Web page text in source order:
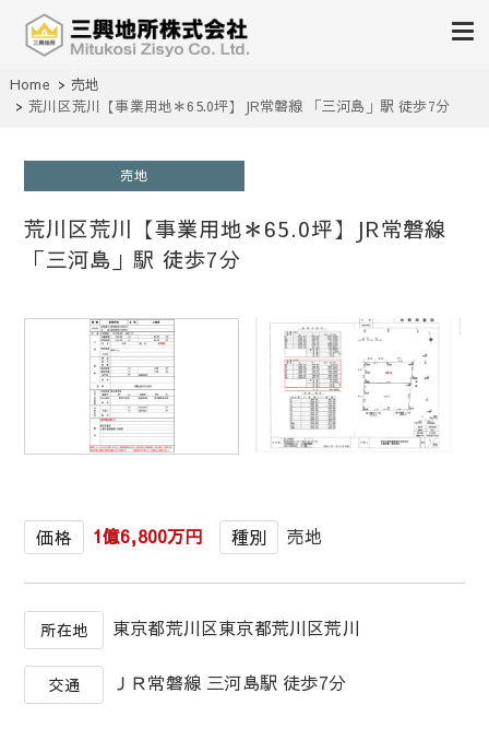
三興地所株式会社
Home
売地
荒川区荒川【事業用地＊65.0坪】JR常磐線 「三河島」駅 徒歩7分
売地
荒川区荒川【事業用地＊65.0坪】JR常磐線
「三河島」駅 徒歩7分
1/
価格 1億6,800万円 種別 売地
所在地 東京都荒川区東京都荒川区荒川
交通 ＪＲ常磐線 三河島駅 徒歩7分